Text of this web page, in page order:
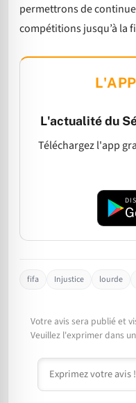
permettrons de
compétitions jusqu’à la
L'APP
L'actualité du
Téléchargez l'app
fifa Injustice lourde
Votre avis sera publié et
Veuillez l'exprimer dans
Commentaire